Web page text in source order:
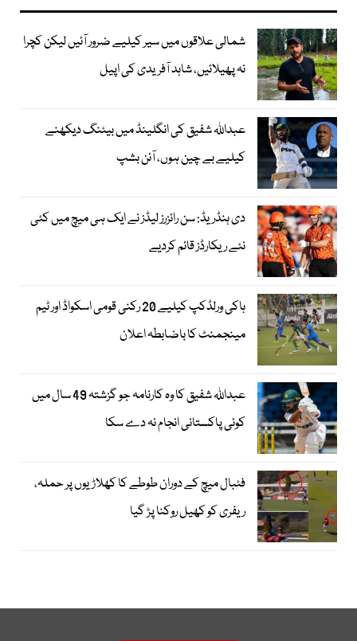
شمالی علاقوں میں سیر کیلیے ضرور آئیں لیکن کچرا
نہ پھیلائیں، شاہد آفریدی کی اپیل
عبداللہ شفیق کی انگلینڈ میں بیٹنگ دیکھنے
کیلیے بے چین ہوں، آئن بشپ
دی ہنڈریڈ: سن رائزرز لیڈز نے ایک ہی میچ میں کئی
نئے ریکارڈز قائم کردیے
ہاکی ورلڈکپ کیلیے 20 رکنی قومی اسکواڈ اور ٹیم
مینجمنٹ کا باضابطہ اعلان
عبداللہ شفیق کا وہ کارنامہ جو گزشتہ 49 سال میں
کوئی پاکستانی انجام نہ دے سکا
فٹبال میچ کے دوران طوطے کا کھلاڑیوں پر حملہ،
ریفری کو کھیل روکنا پڑ گیا